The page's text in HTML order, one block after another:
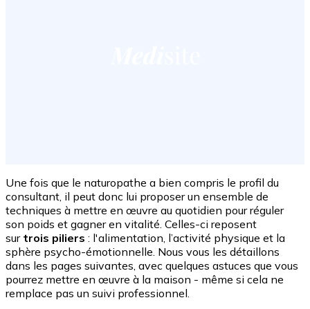
Une fois que le naturopathe a bien compris le profil du
consultant, il peut donc lui proposer un ensemble de
techniques à mettre en œuvre au quotidien pour réguler
son poids et gagner en vitalité. Celles-ci reposent
sur trois piliers : l'alimentation, l’activité physique et la
sphère psycho-émotionnelle. Nous vous les détaillons
dans les pages suivantes, avec quelques astuces que vous
pourrez mettre en œuvre à la maison - même si cela ne
remplace pas un suivi professionnel.